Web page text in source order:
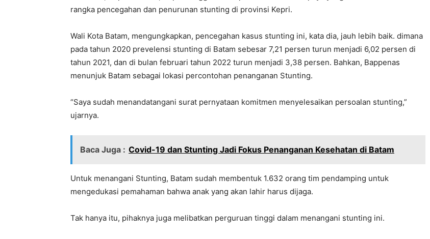
rangka pencegahan dan penurunan stunting di provinsi Kepri.
Wali Kota Batam, mengungkapkan, pencegahan kasus stunting ini, kata dia, jauh lebih baik. dimana
pada tahun 2020 prevelensi stunting di Batam sebesar 7,21 persen turun menjadi 6,02 persen di
tahun 2021, dan di bulan februari tahun 2022 turun menjadi 3,38 persen. Bahkan, Bappenas
menunjuk Batam sebagai lokasi percontohan penanganan Stunting.
“Saya sudah menandatangani surat pernyataan komitmen menyelesaikan persoalan stunting,”
ujarnya.
Baca Juga : Covid-19 dan Stunting Jadi Fokus Penanganan Kesehatan di Batam
Untuk menangani Stunting, Batam sudah membentuk 1.632 orang tim pendamping untuk
mengedukasi pemahaman bahwa anak yang akan lahir harus dijaga.
Tak hanya itu, pihaknya juga melibatkan perguruan tinggi dalam menangani stunting ini.